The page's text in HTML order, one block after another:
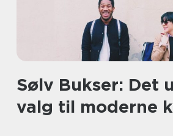
Sølv Bukser: Det
valg til moderne